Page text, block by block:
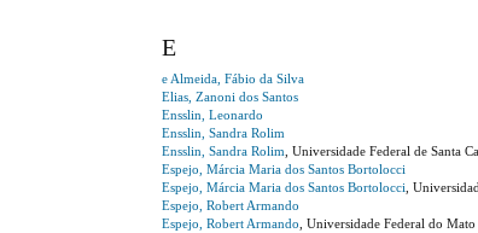
E
e Almeida, Fábio da Silva
Elias, Zanoni dos Santos
Ensslin, Leonardo
Ensslin, Sandra Rolim
Ensslin, Sandra Rolim , Universidade Federal de Santa
Espejo, Márcia Maria dos Santos Bortolocci
Espejo, Márcia Maria dos Santos Bortolocci ,
Espejo, Robert Armando
Espejo, Robert Armando , Universidade Federal do